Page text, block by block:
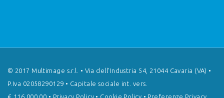
© 2017 Multimage s.r.l. • Via dell'Industria 54, 21044 Cavaria (VA) •
P.Iva 02058290129 • Capitale sociale int. vers.
€ 116.000,00 • Privacy Policy• Cookie Policy • Preferenze Privacy